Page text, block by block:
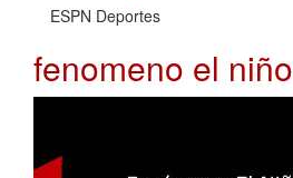
ESPN Deportes
fenomeno el niño